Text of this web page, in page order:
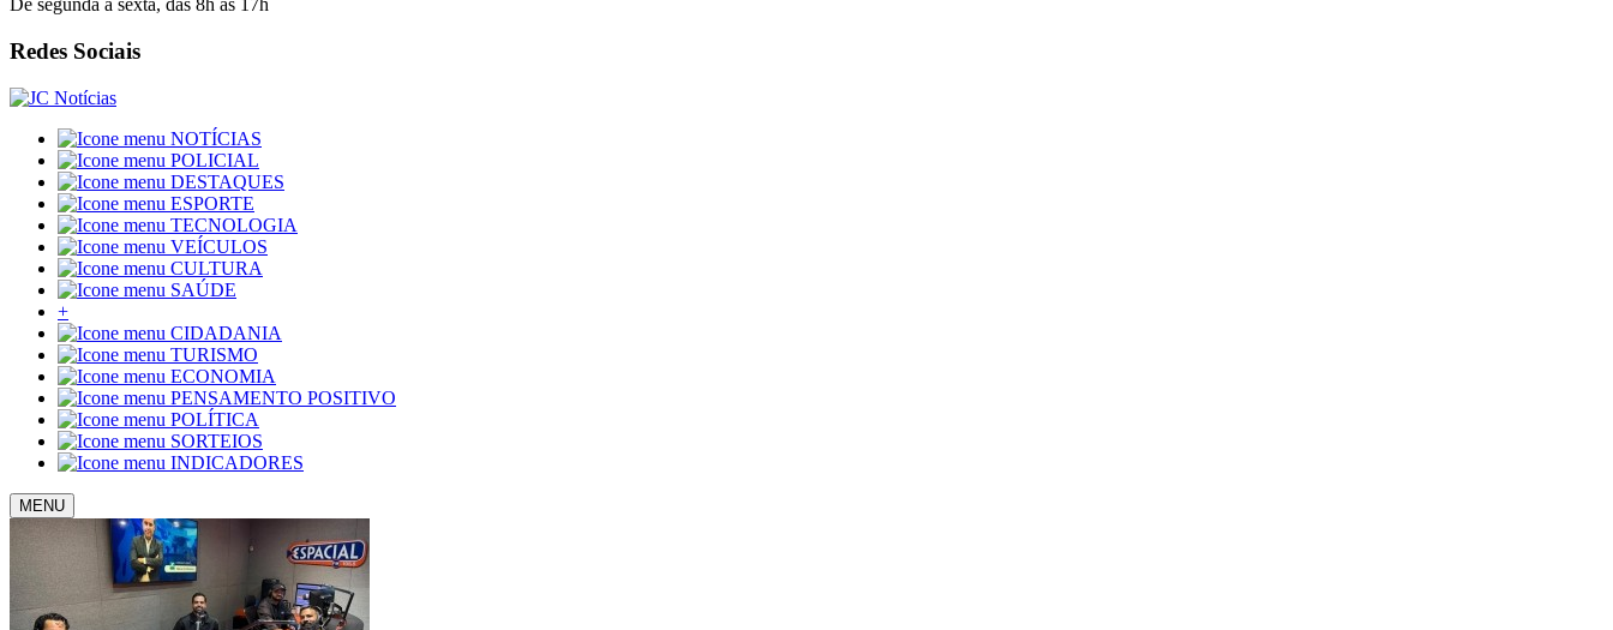
De segunda a sexta, das 8h as 17h
Redes Sociais
NOTÍCIAS
POLICIAL
DESTAQUES
ESPORTE
TECNOLOGIA
VEÍCULOS
CULTURA
SAÚDE
+
CIDADANIA
TURISMO
ECONOMIA
PENSAMENTO POSITIVO
POLÍTICA
SORTEIOS
INDICADORES
MENU